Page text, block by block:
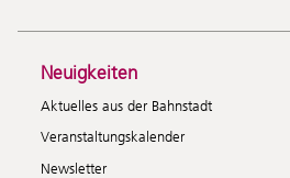
Neuigkeiten
Aktuelles aus der Bahnstadt
Veranstaltungskalender
Newsletter